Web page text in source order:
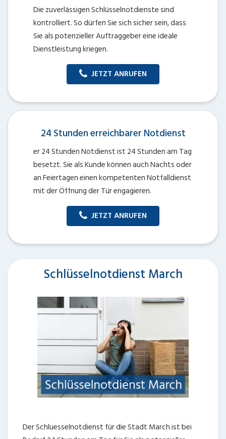
Die zuverlässigen Schlüsselnotdienste sind
kontrolliert. So dürfen Sie sich sicher sein, dass
Sie als potenzieller Auftraggeber eine ideale
Dienstleistung kriegen.
JETZT ANRUFEN
24 Stunden erreichbarer Notdienst
er 24 Stunden Notdienst ist 24 Stunden am Tag
besetzt. Sie als Kunde können auch Nachts oder
an Feiertagen einen kompetenten Notfalldienst
mit der Öffnung der Tür engagieren.
JETZT ANRUFEN
Schlüsselnotdienst March
Der Schluesselnotdienst für die Stadt March ist bei